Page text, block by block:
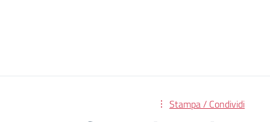
Stampa / Condividi